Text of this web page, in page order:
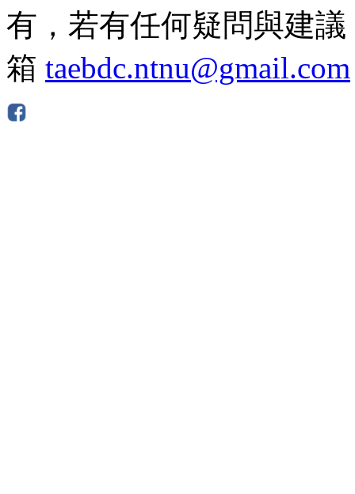
有，若有任何疑問與建
箱 taebdc.ntnu@gmail.com